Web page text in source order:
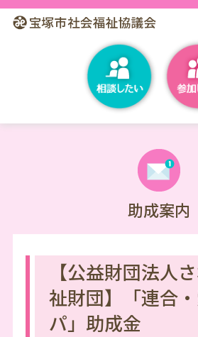
助成案内
【公益財団法人
祉財団】「連合
パ」助成金